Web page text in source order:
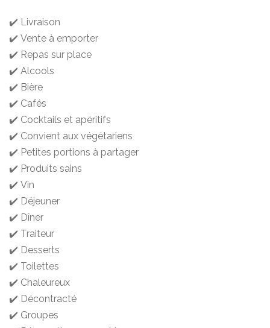
✔️ Livraison
✔️ Vente à emporter
✔️ Repas sur place
✔️ Alcools
✔️ Bière
✔️ Cafés
✔️ Cocktails et apéritifs
✔️ Convient aux végétariens
✔️ Petites portions à partager
✔️ Produits sains
✔️ Vin
✔️ Déjeuner
✔️ Dîner
✔️ Traiteur
✔️ Desserts
✔️ Toilettes
✔️ Chaleureux
✔️ Décontracté
✔️ Groupes